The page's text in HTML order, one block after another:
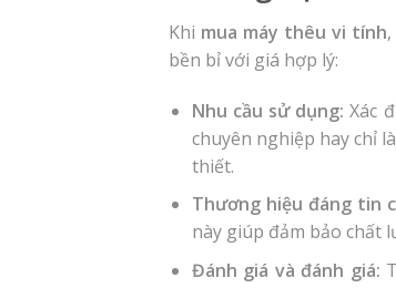
Khi mua máy thêu vi tính
bền bỉ với giá hợp lý:
Nhu cầu sử dụng:Xác
chuyên nghiệp hay chỉ
thiết.
Thương hiệu đáng tin
này giúp đảm bảo chất
Đánh giá và đánh giá: